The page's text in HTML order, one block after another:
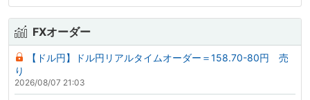
FXオーダー
【ドル円】ドル円リアルタイムオーダー＝158.70-80円 売
り
2026/08/07 21:03